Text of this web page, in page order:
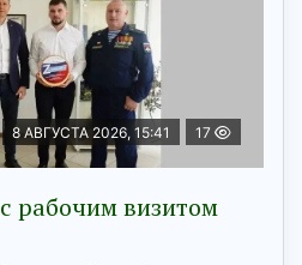
8 АВГУСТА 2026, 15:41 17
рабочим визитом